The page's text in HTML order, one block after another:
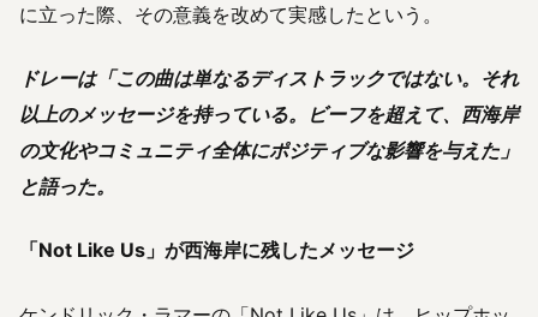
に立った際、その意義を改めて実感したという。
ドレーは「この曲は単なるディストラックではない。それ
以上のメッセージを持っている。ビーフを超えて、西海岸
の文化やコミュニティ全体にポジティブな影響を与えた」
と語った。
「Not Like Us」が西海岸に残したメッセージ